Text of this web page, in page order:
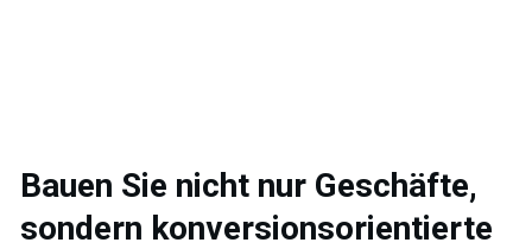
Bauen Sie nicht nur Geschäfte,
sondern konversionsorientierte